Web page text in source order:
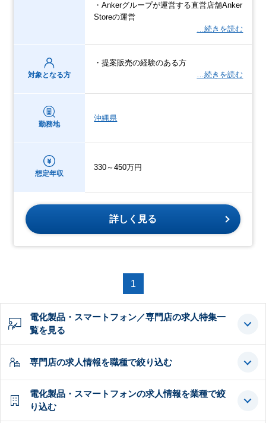
・Ankerグループが運営する直営店舗Anker
Storeの運営
…続きを読む
対象となる方
・提案販売の経験のある方
…続きを読む
勤務地
沖縄県
想定年収
330～450万円
詳しく見る
1
電化製品・スマートフォン／専門店の求人特集一
覧を見る
専門店の求人情報を職種で絞り込む
電化製品・スマートフォンの求人情報を業種で絞
り込む